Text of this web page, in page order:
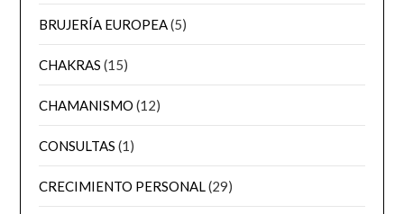
BRUJERÍA EUROPEA(5)
CHAKRAS (15)
CHAMANISMO (12)
CONSULTAS (1)
CRECIMIENTO PERSONAL(29)